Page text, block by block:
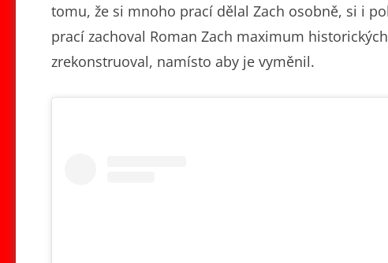
tomu, že si mnoho prací dělal Zach osobně, si i
prací zachoval Roman Zach maximum
zrekonstruoval, namísto aby je vyměnil.